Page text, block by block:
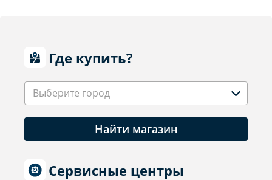
Где купить?
Выберите город
Найти магазин
Сервисные центры